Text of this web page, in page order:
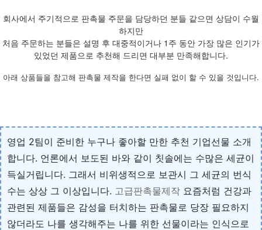
회사에서 주기적으로 판촉물 주문을 담당하던 분들 같으면 상담이 수월
하지만
처음 주문하는 분들은 설명 후 대중적이거나 1주 동안 가장 많은 인기가
있었던 제품으로 추천해 드리면 대부분 만족해합니다.
아래 상품들을 참고해 판촉물 제작을 한다면 실패 없이 할 수 있을 것입니다.
영업 2팀이 준비한 누구나 좋아할 만한 추천 기업선물 소개
합니다. 언론에서 보도된 바와 같이 칫솔에는 수많은 세균이
득실거립니다. 그래서 비위생적으로 보관시 그 세균의 번식
수는 상상 그 이상입니다. 고급판촉물제작 요즘처럼 건강과
관련된 제품들은 감성을 터치하는 판촉물로 당장 필요하지
않더라도 나를 생각해주는 나를 위한 선물이라는 인식으로